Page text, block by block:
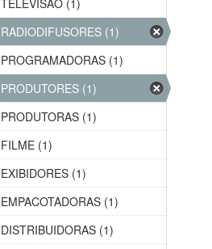
TELEVISÃO (1)
RADIODIFUSORES (1)
PROGRAMADORAS (1)
PRODUTORES (1)
PRODUTORAS (1)
FILME (1)
EXIBIDORES (1)
EMPACOTADORAS (1)
DISTRIBUIDORAS (1)